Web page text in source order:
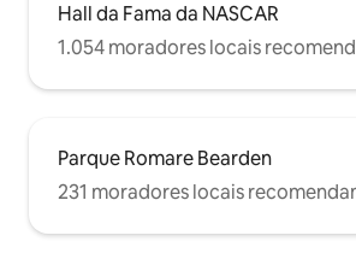
Hall da Fama da NASCAR
1.054 moradores locais
Parque Romare Bearden
231 moradores locais